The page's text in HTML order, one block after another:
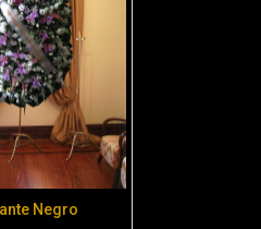
Negro